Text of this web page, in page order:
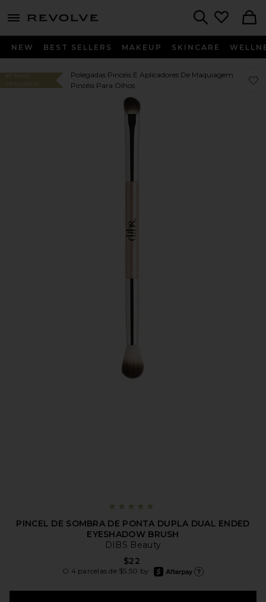
menu - shows more content
NEW BEST SELLERS MAKEUP SKINCARE
#1 MAIS
VENDIDOS
Polegadas Pincéis E Aplicadores De Maquiagem
Pincéis Para Olhos
PINCEL DE SOMBRA DE PONTA DUPLA DUAL ENDED
EYESHADOW BRUSH
DIBS Beauty
$22
O 4 parcelas de $5.50 by
afterpay